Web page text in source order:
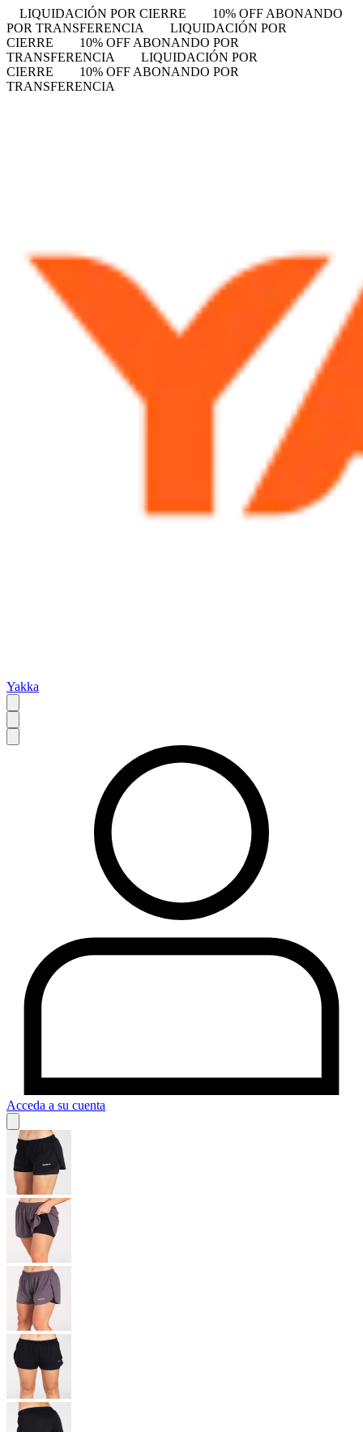
LIQUIDACIÓN POR CIERRE
10% OFF ABONANDO
POR TRANSFERENCIA
LIQUIDACIÓN POR
CIERRE
10% OFF ABONANDO POR
TRANSFERENCIA
LIQUIDACIÓN POR
CIERRE
10% OFF ABONANDO POR
TRANSFERENCIA
Yakka
Acceda a su cuenta